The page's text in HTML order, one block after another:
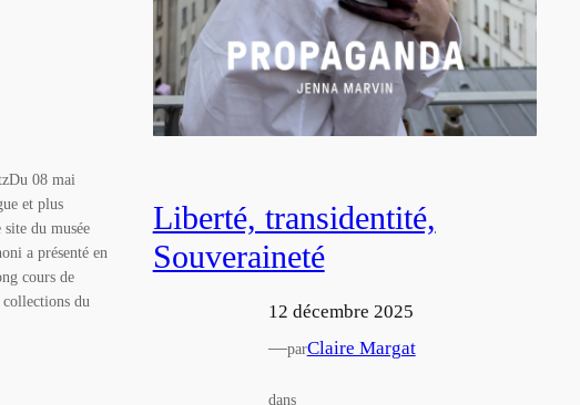
08 mai
et plus
du musée
a présenté en
cours de
du
Liberté, transidentité,
Souveraineté
12 décembre 2025
—parClaire Margat
dans